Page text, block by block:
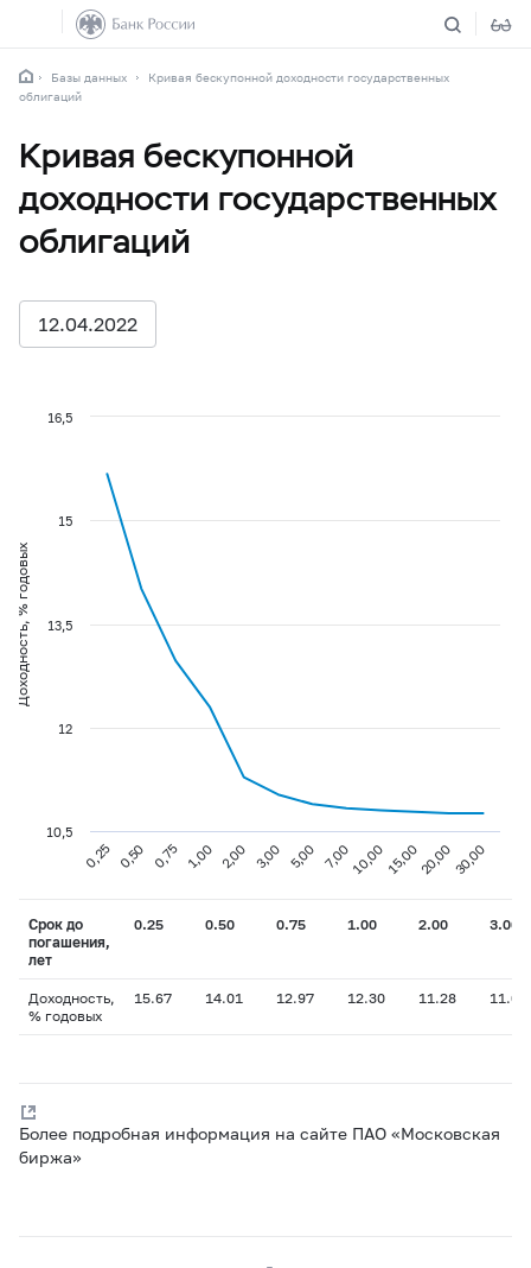
Базы данных
Кривая бескупонной доходности государственных
облигаций
Кривая бескупонной
доходности государственных
облигаций
12.04.2022
Доходность, % годовых
0,25 0,50 0,75 1,00 2,00 3,00 5,00 7,0010,0015,0020,0030,00
10,5
12
13,5
15
16,5
Срок до
погашения,
лет
0.25 0.50 0.75 1.00 2.00 3.00
Доходность,
% годовых
15.67 14.01 12.97 12.30 11.28 11.03
Более подробная информация на сайте ПАО «Московская
биржа»